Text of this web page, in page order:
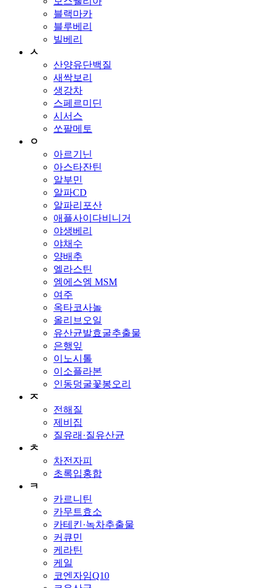
블랙마카
블루베리
빌베리
ㅅ
산양유단백질
새싹보리
생강차
스페르미딘
시서스
쏘팔메토
ㅇ
아르기닌
아스타잔틴
알부민
알파CD
알파리포산
애플사이다비니거
야생베리
야채수
양배추
엘라스틴
엠에스엠 MSM
여주
옥타코사놀
올리브오일
유산균발효굴추출물
은행잎
이노시톨
이소플라본
인동덩굴꽃봉오리
ㅈ
전해질
제비집
질유래·질유산균
ㅊ
차전자피
초록입홍합
ㅋ
카르니틴
카무트효소
카테킨·녹차추출물
커큐민
케라틴
케일
코엔자임Q10